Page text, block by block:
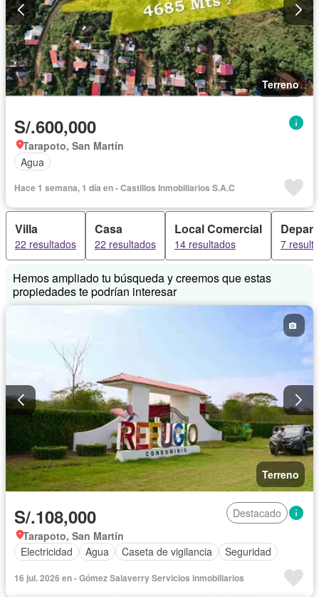
Terreno
S/.600,000
Tarapoto, San Martín
Agua
Hace 1 semana, 1 día en - Castillos Inmobiliarios S.A.C
Villa
22 resultados
Casa
22 resultados
Local Comercial
14 resultados 7
Hemos ampliado tu búsqueda y creemos que estas
propiedades te podrían interesar
Terreno
S/.108,000
Destacado
Tarapoto, San Martín
Electricidad
Agua Caseta de vigilancia Seguridad
16 jul. 2026 en - Gómez Salaverry Servicios inmobiliarios